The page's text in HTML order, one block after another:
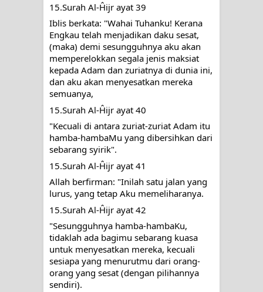
15.Surah Al-Ĥijr ayat 39
Iblis berkata: "Wahai Tuhanku! Kerana
Engkau telah menjadikan daku sesat,
(maka) demi sesungguhnya aku akan
memperelokkan segala jenis maksiat
kepada Adam dan zuriatnya di dunia ini,
dan aku akan menyesatkan mereka
semuanya,
15.Surah Al-Ĥijr ayat 40
"Kecuali di antara zuriat-zuriat Adam itu
hamba-hambaMu yang dibersihkan dari
sebarang syirik".
15.Surah Al-Ĥijr ayat 41
Allah berfirman: "Inilah satu jalan yang
lurus, yang tetap Aku memeliharanya.
15.Surah Al-Ĥijr ayat 42
"Sesungguhnya hamba-hambaKu,
tidaklah ada bagimu sebarang kuasa
untuk menyesatkan mereka, kecuali
sesiapa yang menurutmu dari orang-
orang yang sesat (dengan pilihannya
sendiri).